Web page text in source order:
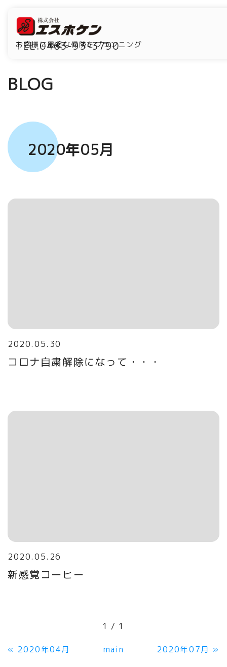
お客様に最適な保険をプランニング
TEL.0463-93-3790
BLOG
2020年05月
コロナ自粛解除になって・・・
2020.05.30
新感覚コーヒー
2020.05.26
1 / 1
« 2020年04月 main 2020年07月 »